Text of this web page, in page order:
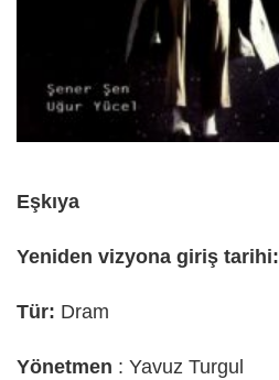
Eşkıya
Yeniden vizyona giriş tarihi:
Tür: Dram
Yönetmen : Yavuz Turgul